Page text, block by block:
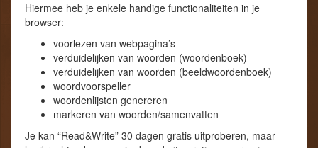
Hiermee heb je enkele handige functionaliteiten in je
browser:
voorlezen van webpagina’s
verduidelijken van woorden (woordenboek)
verduidelijken van woorden (beeldwoordenboek)
woordvoorspeller
woordenlijsten genereren
markeren van woorden/samenvatten
Je kan “Read&Write” 30 dagen gratis uitproberen, maar